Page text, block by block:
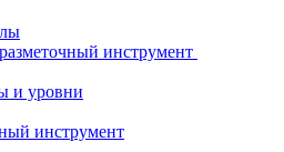
инструмент
и уровни
инструмент